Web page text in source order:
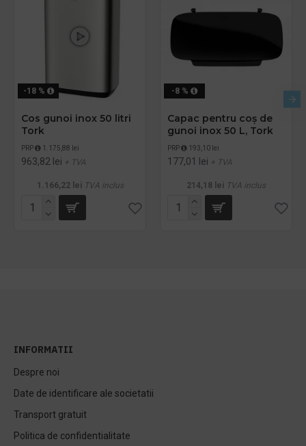
-18 %
Cos gunoi inox 50 litri
Tork
PRP 1.175,88 lei
963,82 lei + TVA
1.166,22 lei TVA inclus
-8 %
Capac pentru coș de
gunoi inox 50 L, Tork
PRP 193,10 lei
177,01 lei + TVA
214,18 lei TVA inclus
INFORMATII
Despre noi
Date de identificare ale societatii
Transport gratuit
Politica de confidentialitate